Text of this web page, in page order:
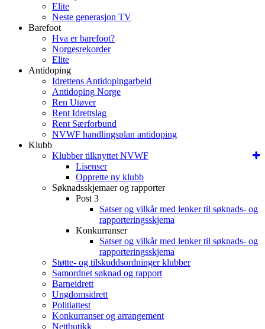
Elite
Neste generasjon TV
Barefoot
Hva er barefoot?
Norgesrekorder
Elite
Antidoping
Idrettens Antidopingarbeid
Antidoping Norge
Ren Utøver
Rent Idrettslag
Rent Særforbund
NVWF handlingsplan antidoping
Klubb
Klubber tilknyttet NVWF
Lisenser
Opprette ny klubb
Søknadsskjemaer og rapporter
Post 3
Satser og vilkår med lenker til søknads- og
rapporteringsskjema
Konkurranser
Satser og vilkår med lenker til søknads- og
rapporteringsskjema
Støtte- og tilskuddsordninger klubber
Samordnet søknad og rapport
Barneidrett
Ungdomsidrett
Politiattest
Konkurranser og arrangement
Nettbutikk